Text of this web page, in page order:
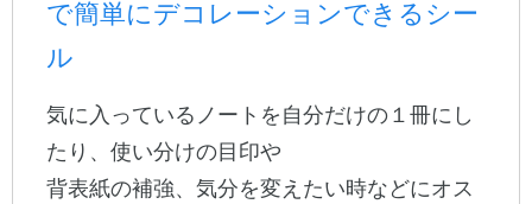
OEMご希望の方へ
公式アカウント
で簡単にデコレーションできるシー
ル
気に入っているノートを自分だけの１冊にし
たり、使い分けの目印や
背表紙の補強、気分を変えたい時などにオス